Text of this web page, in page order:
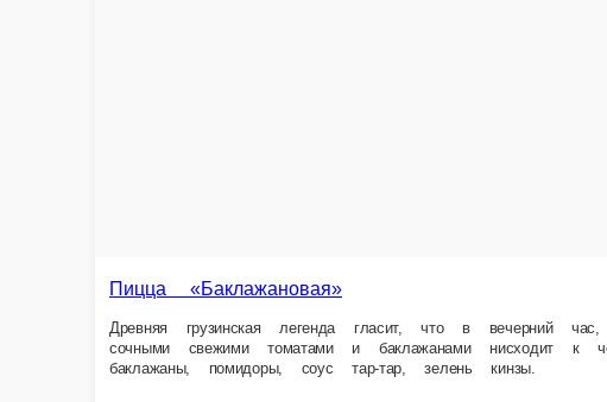
Пицца «Баклажановая»
Древняя грузинская легенда гласит, что в вечерний час, когда золотое светило
Состав Тесто дрожжевое, молокосодержащий продукт «Моцарелла», соус